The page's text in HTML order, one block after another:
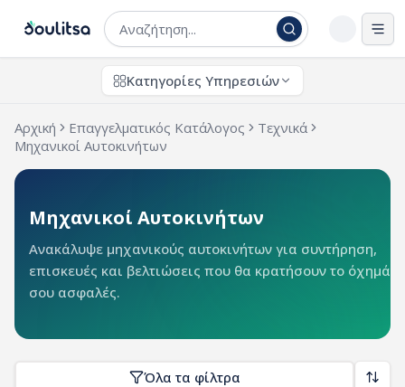
Κατηγορίες Υπηρεσιών
Αρχική Επαγγελματικός Κατάλογος
Τεχνικά
Μηχανικοί Αυτοκινήτων
Μηχανικοί Αυτοκινήτων
Ανακάλυψε μηχανικούς αυτοκινήτων για συντήρηση,
επισκευές και βελτιώσεις που θα κρατήσουν το όχημά
σου ασφαλές.
Όλα τα φίλτρα